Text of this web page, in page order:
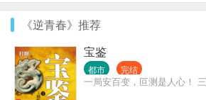
《逆青春》推荐
宝鉴
都市 完结
一局安百变，叵测是人心！